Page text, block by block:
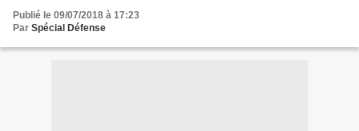
Publié le 09/07/2018 à 17:23
Par Spécial Défense